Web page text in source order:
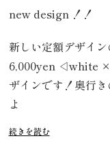
new design ！！
新しい定額デザイ
6,000yen ◁white
ザインです！奥行
よ
続きを読む